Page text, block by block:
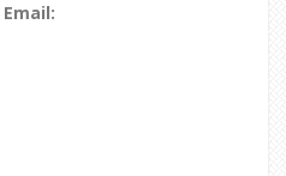
Email: